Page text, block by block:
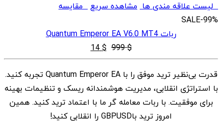
لیست علاقه مندی ها مشاهده سریعمقایسه
SALE-99%
ربات Quantum Emperor EA V6.0 MT4
$
999
قیمت
اصلی
$ 999
بود.
$
14
قیمت
فعلی
$ 14
است.
قدرت بی‌نظیر ترید موفق را با Quantum Emperor EA تجربه کنید.
با استراتژی انقلابی، مدیریت هوشمندانه ریسک و تنظیمات بهینه
برای موفقیت. با ربات معامله گر ما با اعتماد ترید کنید. همین
امروز ترید باGBPUSD را انقلابی کنید!